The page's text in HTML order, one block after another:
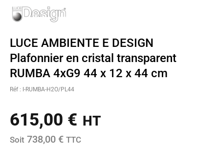
LUCE AMBIENTE E DESIGN
Plafonnier en cristal transparent
RUMBA 4xG9 44 x 12 x 44 cm
Réf : I-RUMBA-H2O/PL44
615,00 € HT
Soit 738,00 € TTC